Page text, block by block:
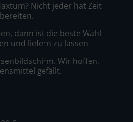
Nicht jeder hat Zeit
dann ist die beste Wahl
und liefern zu lassen.
Wir hoffen,
gefällt.